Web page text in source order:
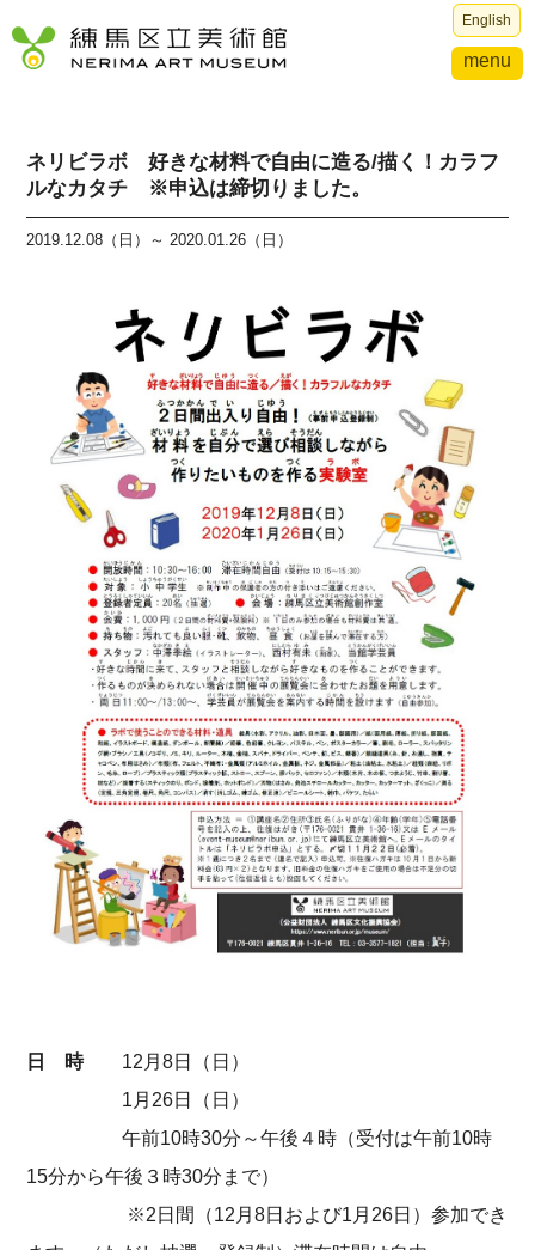
English
menu
ネリビラボ 好きな材料で自由に造る/描く！カラフ
ルなカタチ ※申込は締切りました。
2019.12.08（日）～ 2020.01.26（日）
日 時12月8日（日）
1月26日（日）
午前10時30分～午後４時（受付は午前10時
15分から午後３時30分まで）
※2日間（12月8日および1月26日）参加でき